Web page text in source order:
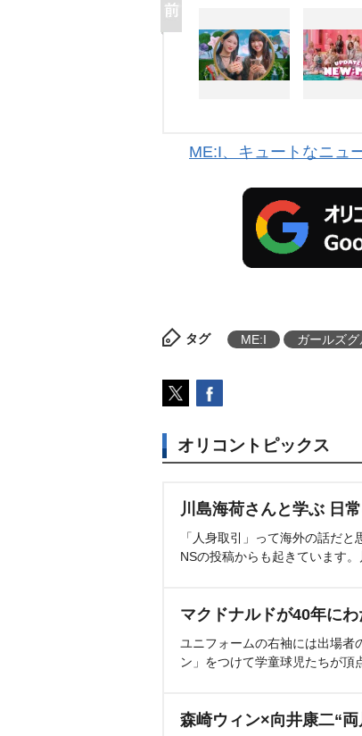
ME:I、キュートなニュ
タグ ME:I ガールズ
オリコントピックス
川島海荷さんと学ぶ 日
「人身取引」って海外の話だ
NSの投稿からも起きています
マクドナルドが40年に
ユニフォームの右袖には出場者
ン」をつけて学童球児たちが頂
森崎ウィン×向井康二“